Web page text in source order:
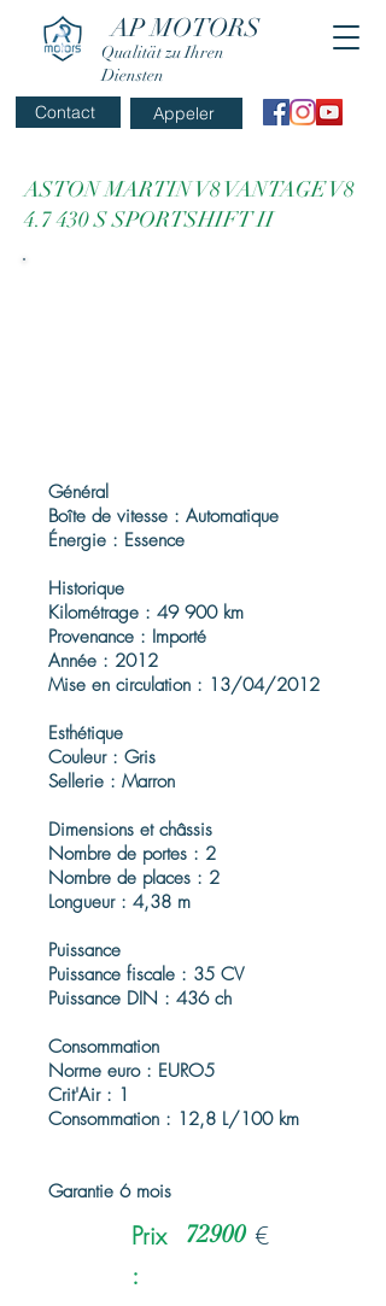
AP MOTORS
Qualität zu Ihren
Diensten
Appeler
Contact
ASTON MARTIN V8 VANTAGE V8
4.7 430 S SPORTSHIFT II
Général
Boîte de vitesse : Automatique
Énergie : Essence
Historique
Kilométrage : 49 900 km
Provenance : Importé
Année : 2012
Mise en circulation : 13/04/2012
Esthétique
Couleur : Gris
Sellerie : Marron
Dimensions et châssis
Nombre de portes : 2
Nombre de places : 2
Longueur : 4,38 m
Puissance
Puissance fiscale : 35 CV
Puissance DIN : 436 ch
Consommation
Norme euro : EURO5
Crit'Air : 1
Consommation : 12,8 L/100 km
Garantie 6 mois
Prix
:
72900 €